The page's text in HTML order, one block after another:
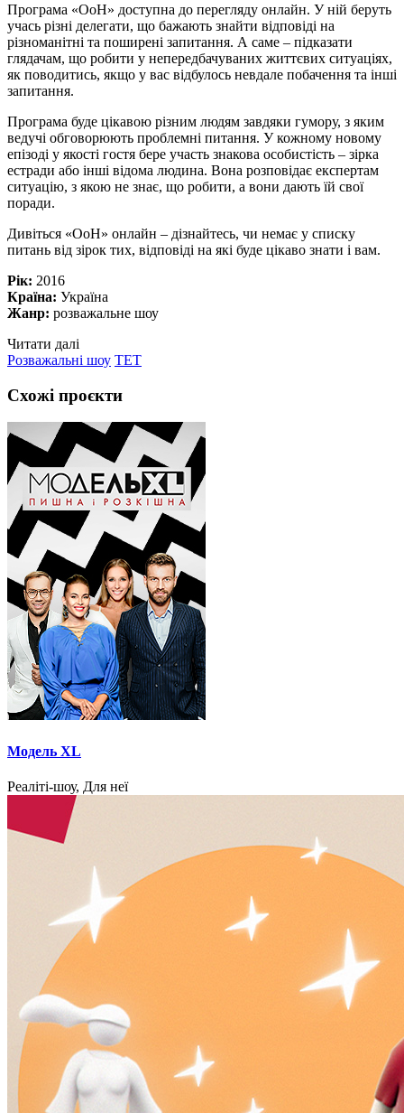
Програма «ОоН» доступна до перегляду онлайн. У ній беруть
учась різні делегати, що бажають знайти відповіді на
різноманітні та поширені запитання. А саме – підказати
глядачам, що робити у непередбачуваних життєвих ситуаціях,
як поводитись, якщо у вас відбулось невдале побачення та інші
запитання.
Програма буде цікавою різним людям завдяки гумору, з яким
ведучі обговорюють проблемні питання. У кожному новому
епізоді у якості гостя бере участь знакова особистість – зірка
естради або інші відома людина. Вона розповідає експертам
ситуацію, з якою не знає, що робити, а вони дають їй свої
поради.
Дивіться «ОоН» онлайн – дізнайтесь, чи немає у списку
питань від зірок тих, відповіді на які буде цікаво знати і вам.
Рік: 2016
Країна: Україна
Жанр: розважальне шоу
Читати далі
Розважальні шоу ТЕТ
Схожі проєкти
Модель XL
Реаліті-шоу, Для неї